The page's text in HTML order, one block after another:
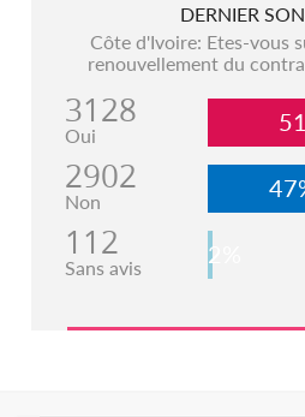
DERNIER
Côte d'Ivoire: Etes-vous
renouvellement du
3128
Oui
2902
Non
112
Sans avis 2%